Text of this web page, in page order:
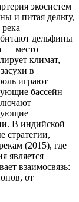
экосистем
и питая дельту,
дельфины
— место
климат,
в
играют
бассейн
В индийской
стратегии,
(2015), где
является
взаимосвязь:
от